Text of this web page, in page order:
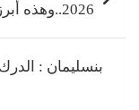
2026..وهذه أبرزها
بنسليمان :